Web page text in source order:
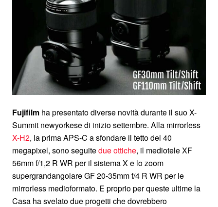
Fujifilm ha presentato diverse novità durante il suo X-
Summit newyorkese di inizio settembre. Alla mirrorless
X-H2, la prima APS-C a sfondare il tetto dei 40
megapixel, sono seguitedue ottiche, il mediotele XF
56mm f/1,2 R WR per il sistema X e lo zoom
supergrandangolare GF 20-35mm f/4 R WR per le
mirrorless medioformato. E proprio per queste ultime la
Casa ha svelato due progetti che dovrebbero